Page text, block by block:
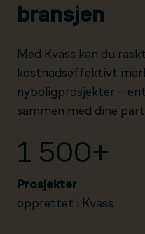
bransjen
Med Kvass kan du
kostnadseffektivt
nyboligprosjekter –
sammen med dine
1 500+
Prosjekter
opprettet i Kvass